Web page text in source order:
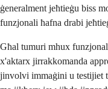
ġeneralment jeħtieġu biss
funzjonali ħafna drabi
Għal tumuri mhux
x'aktarx jirrakkomanda
jinvolvi immaġini u testijiet